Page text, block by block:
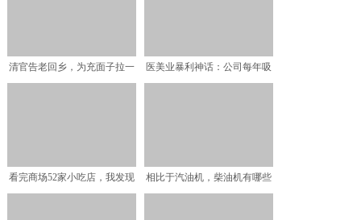
清官告老回乡，为充面子拉一
医美业暴利神话：公司每年吸
看完商场52家小吃店，我发现
相比于汽油机，柴油机有哪些